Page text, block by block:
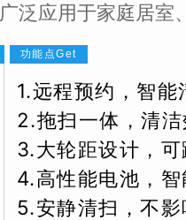
广泛应用于家庭居室
功能点Get
1.远程预约，智
2.拖扫一体，清
3.大轮距设计，
4.高性能电池，
5.安静清扫，不